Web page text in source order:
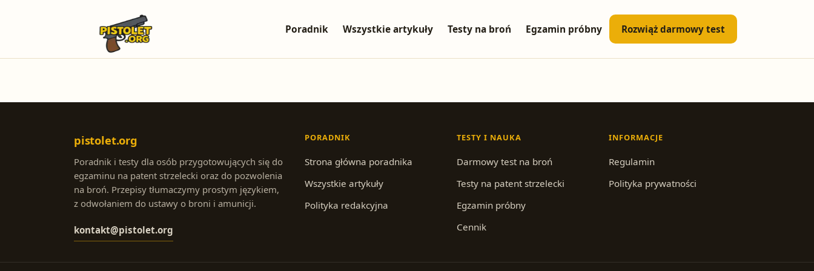
Poradnik Wszystkie artykuły Testy na broń Egzamin próbny Rozwiąż darmowy test
pistolet.org
Poradnik i testy dla osób przygotowujących się do
egzaminu na patent strzelecki oraz do pozwolenia
na broń. Przepisy tłumaczymy prostym językiem,
z odwołaniem do ustawy o broni i amunicji.
kontakt@pistolet.org
PORADNIK
Strona główna poradnika
Wszystkie artykuły
Polityka redakcyjna
TESTY I NAUKA
Darmowy test na broń
Testy na patent strzelecki
Egzamin próbny
Cennik
INFORMACJE
Regulamin
Polityka prywatności